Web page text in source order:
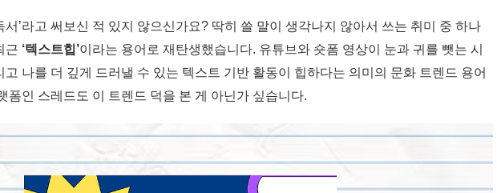
서’라고 써보신 적 있지 않으신가요? 딱히 쓸 말이 생각나지 않아서 쓰는 취미 중 하나
근 ‘텍스트힙’이라는 용어로 재탄생했습니다. 유튜브와 숏폼 영상이 눈과 귀를 뺏는 시
나를 더 깊게 드러낼 수 있는 텍스트 기반 활동이 힙하다는 의미의 문화 트렌드 용어
폼인 스레드도 이 트렌드 덕을 본 게 아닌가 싶습니다.